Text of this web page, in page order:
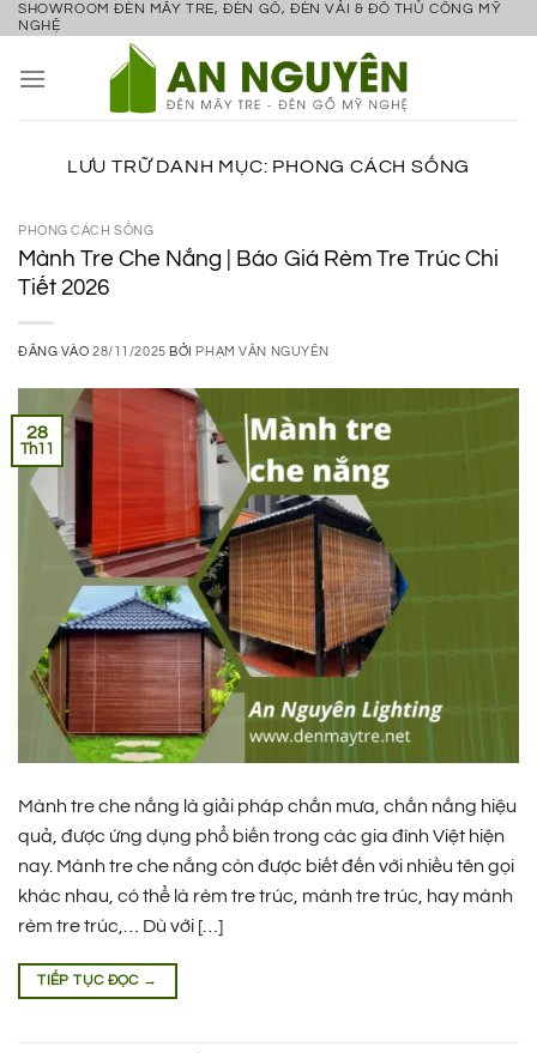
Bỏ
nội
SHOWROOM ĐÈN MÂY TRE, ĐÈN GỖ, ĐÈN VẢI & ĐỒ THỦ CÔNG MỸ
NGHỆ
LƯU TRỮ DANH MỤC: PHONG CÁCH SỐNG
PHONG CÁCH SỐNG
Mành Tre Che Nắng | Báo Giá Rèm Tre Trúc Chi
Tiết 2026
ĐĂNG VÀO28/11/2025 BỞI PHẠM VĂN NGUYÊN
28
Th11
Mành tre che nắng là giải pháp chắn mưa, chắn nắng hiệu
quả, được ứng dụng phổ biến trong các gia đình Việt hiện
nay. Mành tre che nắng còn được biết đến với nhiều tên gọi
khác nhau, có thể là rèm tre trúc, mành tre trúc, hay mành
rèm tre trúc,… Dù với […]
TIẾP TỤC ĐỌC →